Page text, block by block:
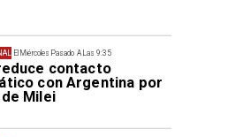
El Miércoles Pasado A Las 9:35
contacto
con Argentina por
Milei